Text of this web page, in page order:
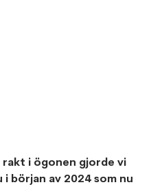
rakt i ögonen gjorde vi
början av 2024 som nu